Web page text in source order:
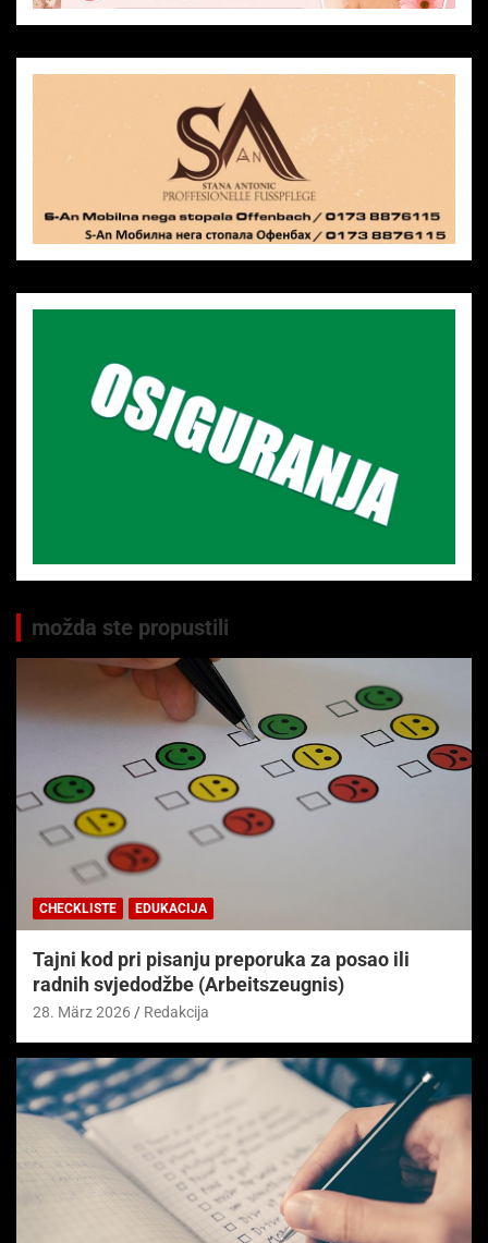
možda ste propustili
CHECKLISTE EDUKACIJA
Tajni kod pri pisanju preporuka za posao ili
radnih svjedodžbe (Arbeitszeugnis)
28. März 2026 Redakcija